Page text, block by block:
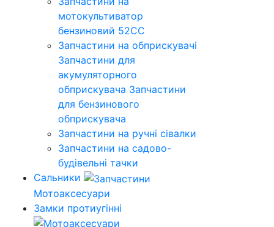
мотокультиватор
бензиновий 52СС
Запчастини на обприскувачі
Запчастини для
акумуляторного
обприскувача Запчастини
для бензинового
обприскувача
Запчастини на ручні сівалки
Запчастини на садово-
будівельні тачки
Сальники
Мотоаксесуари
Замки протиугінні